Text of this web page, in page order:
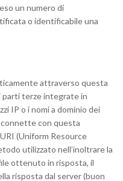
un numero di
o identificabile una
attraverso questa
parti terze integrate in
IP o i nomi a dominio dei
con questa
(Uniform Resource
utilizzato nell’inoltrare la
ottenuto in risposta, il
risposta dal server (buon